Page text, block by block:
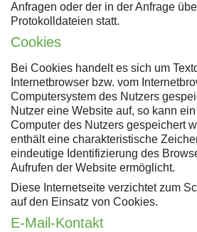
Anfragen oder der in der Anfrage
Protokolldateien statt.
Cookies
Bei Cookies handelt es sich um
Internetbrowser bzw. vom
Computersystem des Nutzers
Nutzer eine Website auf, so kann
Computer des Nutzers gespeichert
enthält eine charakteristische
eindeutige Identifizierung des
Aufrufen der Website ermöglicht.
Diese Internetseite verzichtet zum
auf den Einsatz von Cookies.
E-Mail-Kontakt